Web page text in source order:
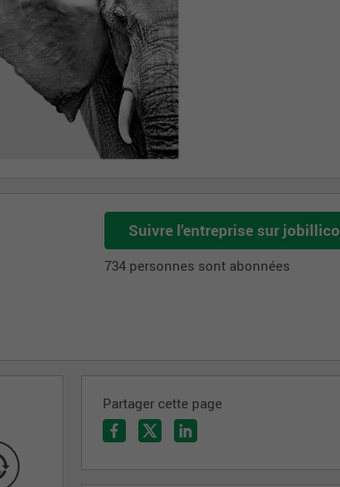
Suivre l'entreprise sur jobillico
734 personnes sont abonnées
Partager cette page